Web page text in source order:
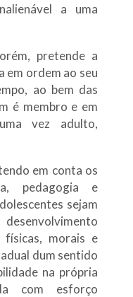
a uma
pretende a
em ordem ao seu
ao bem das
é membro e em
vez adulto,
em conta os
pedagogia e
sejam
físicas, morais e
dum sentido
na própria
com esforço